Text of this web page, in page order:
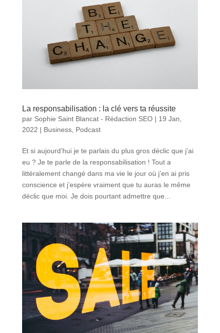
La responsabilisation : la clé vers ta réussite
par Sophie Saint Blancat - Rédaction SEO| 19 Jan,
2022 | Business, Podcast
Et si aujourd’hui je te parlais du plus gros déclic que j’ai
eu ? Je te parle de la responsabilisation ! Tout a
littéralement changé dans ma vie le jour où j’en ai pris
conscience et j’espère vraiment que tu auras le même
déclic que moi. Je dois pourtant admettre que...